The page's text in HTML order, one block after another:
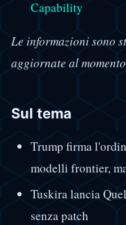
Capability
Le informazioni sono
aggiornate al
Sul tema
Trump firma
modelli frontier,
Tuskira lancia
senza patch